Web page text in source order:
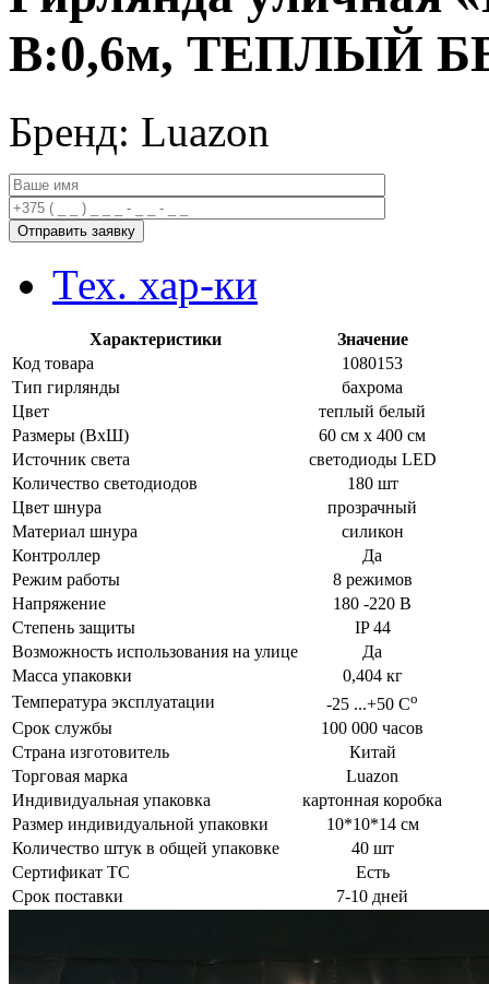
В:0,6м, ТЕПЛЫЙ
Бренд: Luazon
Тех. хар-ки
Характеристики
Значение
Код товара
1080153
Тип гирлянды
бахрома
Цвет
теплый белый
Размеры (ВхШ)
60 см х 400 см
Источник света
светодиоды LED
Количество светодиодов
180 шт
Цвет шнура
прозрачный
Материал шнура
силикон
Контроллер
Да
Режим работы
8 режимов
Напряжение
180 -220 В
Степень защиты
IP 44
Возможность использования на улице
Да
Масса упаковки
0,404 кг
Температура эксплуатации
-25 ...+50 Со
Срок службы
100 000 часов
Страна изготовитель
Китай
Торговая марка
Luazon
Индивидуальная упаковка
картонная коробка
Размер индивидуальной упаковки
10*10*14 см
Количество штук в общей упаковке
40 шт
Сертификат ТС
Есть
Срок поставки
7-10 дней